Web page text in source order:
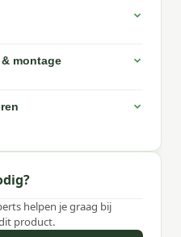
montage
helpen je graag bij
product.